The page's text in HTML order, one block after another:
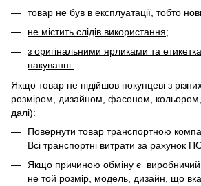
товар не був в експлуатації, тобто
не містить слідів використання;
з оригінальними ярликами та
пакуванні.
Якщо товар не підійшов покупцеві з
розміром, дизайном, фасоном, кольором,
далі):
Повернути товар транспортною
Всі транспортні витрати за рахунок
Якщо причиною обміну є виробничий
не той розмір, модель, дизайн, що